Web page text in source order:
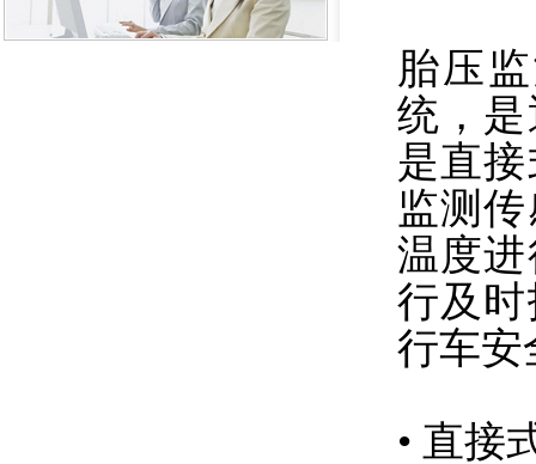
胎压
统，
是直
监测
温度
行及
行车安
• 直接